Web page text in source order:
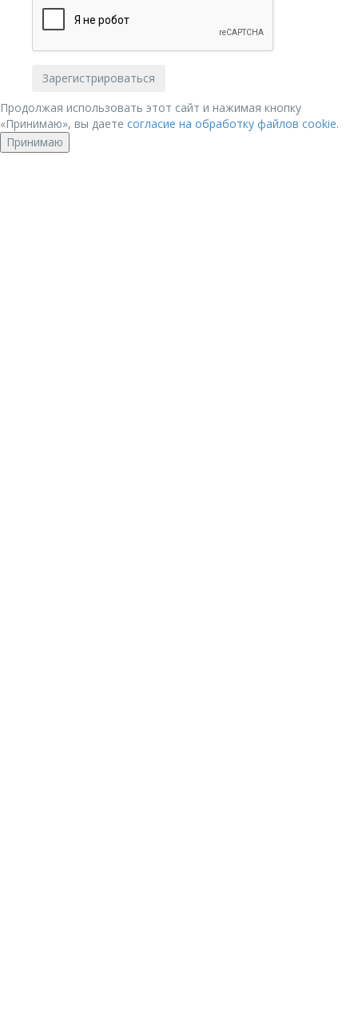
Продолжая использовать этот сайт и нажимая кнопку
«Принимаю», вы даете согласие на обработку файлов cookie.
Принимаю